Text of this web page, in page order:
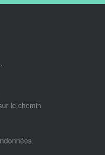
le chemin